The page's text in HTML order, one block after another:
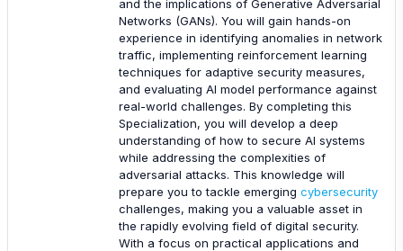
and the implications of Generative Adversarial
Networks (GANs). You will gain hands-on
experience in identifying anomalies in network
traffic, implementing reinforcement learning
techniques for adaptive security measures,
and evaluating AI model performance against
real-world challenges. By completing this
Specialization, you will develop a deep
understanding of how to secure AI systems
while addressing the complexities of
adversarial attacks. This knowledge will
prepare you to tackle emerging cybersecurity
challenges, making you a valuable asset in
the rapidly evolving field of digital security.
With a focus on practical applications and